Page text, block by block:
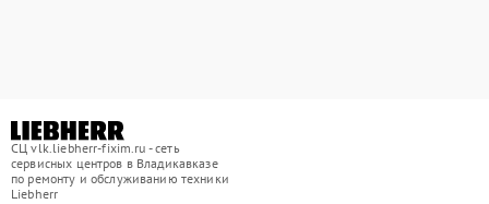
СЦ vlk.liebherr-fixim.ru - сеть
сервисных центров в Владикавказе
по ремонту и обслуживанию техники
Liebherr